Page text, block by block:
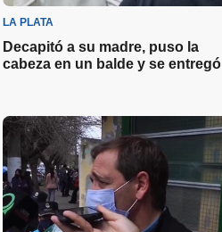
LA PLATA
Decapitó a su madre, puso la
cabeza en un balde y se entregó